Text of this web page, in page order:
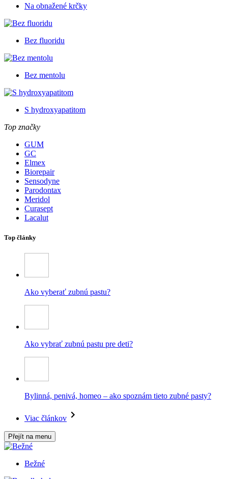
Na obnažené krčky
Bez fluoridu
Bez mentolu
S hydroxyapatitom
Top značky
GUM
GC
Elmex
Biorepair
Sensodyne
Parodontax
Meridol
Curasept
Lacalut
Top články
Ako vyberať zubnú pastu?
Ako vybrať zubnú pastu pre deti?
Bylinná, penivá, homeo – ako spoznám tieto zubné pasty?
Viac článkov
Přejít na menu
Bežné